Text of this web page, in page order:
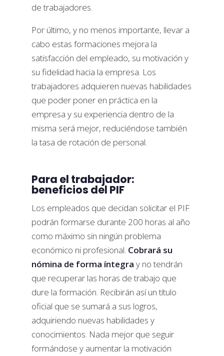
de trabajadores.
Por último, y no menos importante, llevar a
cabo estas formaciones mejora la
satisfacción del empleado, su motivación y
su fidelidad hacia la empresa. Los
trabajadores adquieren nuevas habilidades
que poder poner en práctica en la
empresa y su experiencia dentro de la
misma será mejor, reduciéndose también
la tasa de rotación de personal.
Para el trabajador:
beneficios del PIF
Los empleados que decidan solicitar el PIF
podrán formarse durante 200 horas al año
como máximo sin ningún problema
económico ni profesional. Cobrará su
nómina de forma íntegra y no tendrán
que recuperar las horas de trabajo que
dure la formación. Recibirán así un título
oficial que se sumará a sus logros,
adquiriendo nuevas habilidades y
conocimientos. Nada mejor que seguir
formándose y aumentar la motivación